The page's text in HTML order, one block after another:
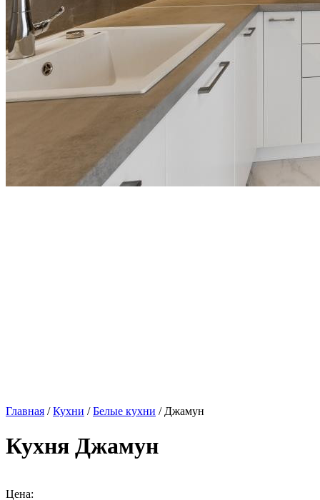
Главная /Кухни /Белые кухни / Джамун
Кухня Джамун
Цена: